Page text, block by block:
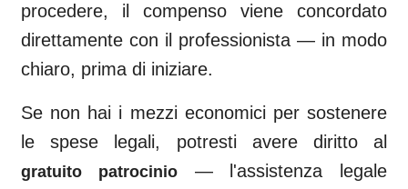
procedere, il compenso viene concordato
direttamente con il professionista — in modo
chiaro, prima di iniziare.
Se non hai i mezzi economici per sostenere
le spese legali, potresti avere diritto al
gratuito patrocinio— l'assistenza legale